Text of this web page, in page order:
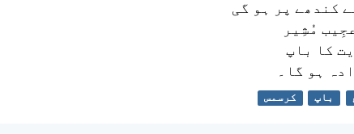
کندھے پر ہو گی
مُشِیر
کا باپ
ہو گا۔
باپ کرسمس